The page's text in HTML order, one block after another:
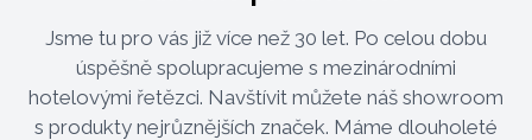
Jsme tu pro vás již více než 30 let. Po celou dobu
úspěšně spolupracujeme s mezinárodními
hotelovými řetězci. Navštívit můžete náš showroom
s produkty nejrůznějších značek. Máme dlouholeté